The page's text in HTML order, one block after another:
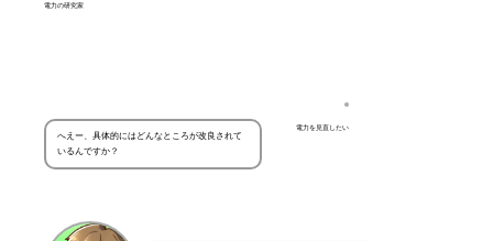
電力の研究家
電力を見直したい
へえー、具体的にはどんなところが改良されて
いるんですか？